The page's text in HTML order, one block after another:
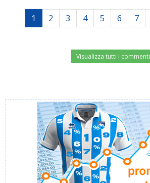
1 2 3 4 5 6 7
Visualizza tutti i commenti